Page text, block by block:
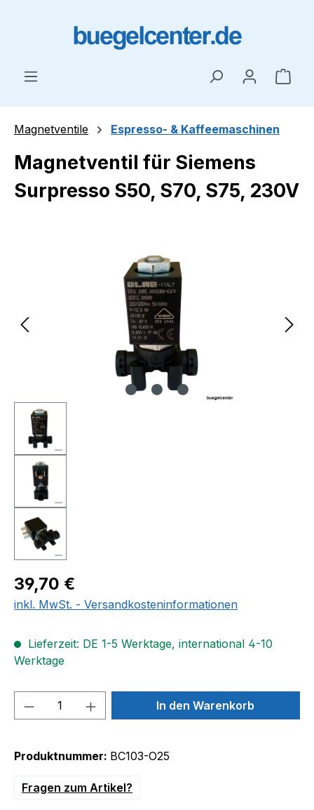
Magnetventile Espresso- & Kaffeemaschinen
Magnetventil für Siemens
Surpresso S50, S70, S75, 230V
Bildergalerie überspringen
Regulärer Preis:
39,70 €
inkl. MwSt. - Versandkosteninformationen
Lieferzeit: DE 1-5 Werktage, international 4-10
Werktage
Produkt Anzahl: Gib denIn den Warenkorb
Produktnummer: BC103-O25
Fragen zum Artikel?